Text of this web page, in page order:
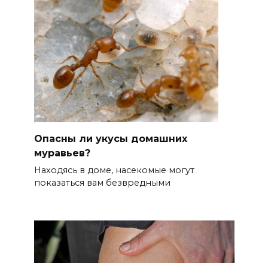
Опасны ли укусы домашних
муравьев?
Находясь в доме, насекомые могут
показаться вам безвредными